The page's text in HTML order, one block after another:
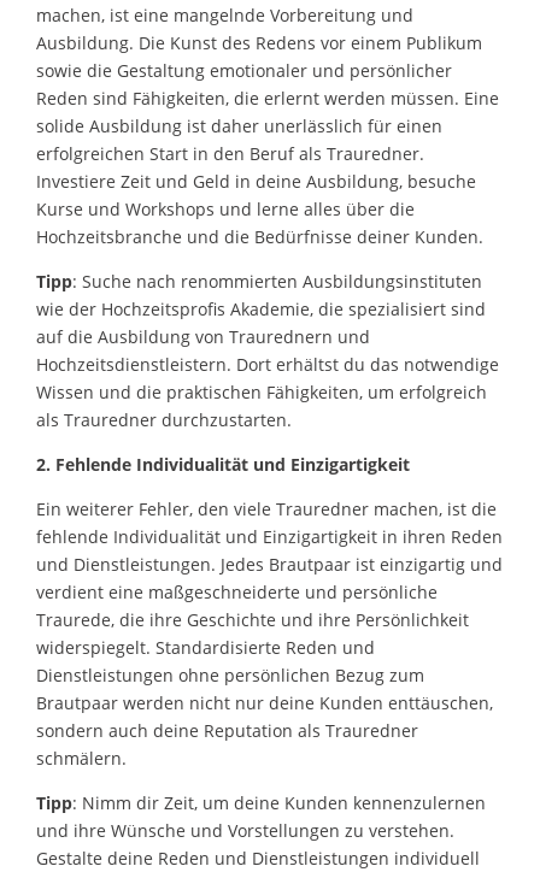
machen, ist eine mangelnde Vorbereitung und
Ausbildung. Die Kunst des Redens vor einem Publikum
sowie die Gestaltung emotionaler und persönlicher
Reden sind Fähigkeiten, die erlernt werden müssen. Eine
solide Ausbildung ist daher unerlässlich für einen
erfolgreichen Start in den Beruf als Trauredner.
Investiere Zeit und Geld in deine Ausbildung, besuche
Kurse und Workshops und lerne alles über die
Hochzeitsbranche und die Bedürfnisse deiner Kunden.
Tipp: Suche nach renommierten Ausbildungsinstituten
wie der Hochzeitsprofis Akademie, die spezialisiert sind
auf die Ausbildung von Traurednern und
Hochzeitsdienstleistern. Dort erhältst du das notwendige
Wissen und die praktischen Fähigkeiten, um erfolgreich
als Trauredner durchzustarten.
2. Fehlende Individualität und Einzigartigkeit
Ein weiterer Fehler, den viele Trauredner machen, ist die
fehlende Individualität und Einzigartigkeit in ihren Reden
und Dienstleistungen. Jedes Brautpaar ist einzigartig und
verdient eine maßgeschneiderte und persönliche
Traurede, die ihre Geschichte und ihre Persönlichkeit
widerspiegelt. Standardisierte Reden und
Dienstleistungen ohne persönlichen Bezug zum
Brautpaar werden nicht nur deine Kunden enttäuschen,
sondern auch deine Reputation als Trauredner
schmälern.
Tipp: Nimm dir Zeit, um deine Kunden kennenzulernen
und ihre Wünsche und Vorstellungen zu verstehen.
Gestalte deine Reden und Dienstleistungen individuell